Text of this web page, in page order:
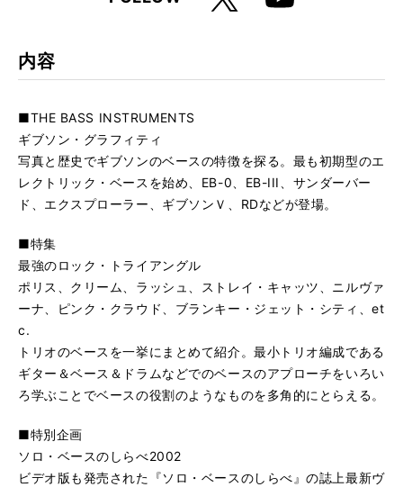
内容
■THE BASS INSTRUMENTS
ギブソン・グラフィティ
写真と歴史でギブソンのベースの特徴を探る。最も初期型のエ
レクトリック・ベースを始め、EB-0、EB-III、サンダーバー
ド、エクスプローラー、ギブソンＶ、RDなどが登場。
■特集
最強のロック・トライアングル
ポリス、クリーム、ラッシュ、ストレイ・キャッツ、ニルヴァ
ーナ、ピンク・クラウド、ブランキー・ジェット・シティ、et
c.
トリオのベースを一挙にまとめて紹介。最小トリオ編成である
ギター＆ベース＆ドラムなどでのベースのアプローチをいろい
ろ学ぶことでベースの役割のようなものを多角的にとらえる。
■特別企画
ソロ・ベースのしらべ2002
ビデオ版も発売された『ソロ・ベースのしらべ』の誌上最新ヴ